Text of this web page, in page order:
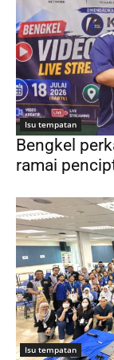
Isu tempatan
Bengkel
ramai
Isu tempatan